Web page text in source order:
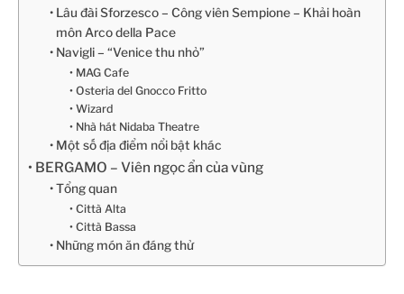
Lâu đài Sforzesco – Công viên Sempione – Khải hoàn
môn Arco della Pace
Navigli – “Venice thu nhỏ”
MAG Cafe
Osteria del Gnocco Fritto
Wizard
Nhà hát Nidaba Theatre
Một số địa điểm nổi bật khác
BERGAMO – Viên ngọc ẩn của vùng
Tổng quan
Città Alta
Città Bassa
Những món ăn đáng thử